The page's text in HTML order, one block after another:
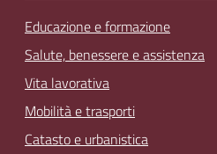
Educazione e formazione
Salute, benessere e assistenza
Vita lavorativa
Mobilità e trasporti
Catasto e urbanistica